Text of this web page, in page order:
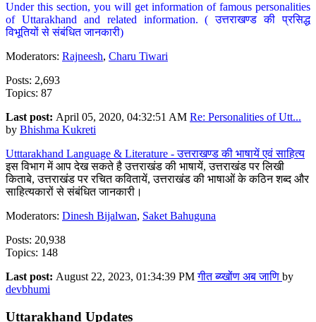
Under this section, you will get information of famous personalities
of Uttarakhand and related information. ( उत्तराखण्ड की प्रसिद्ध
विभूतियों से संबंधित जानकारी)
Moderators: Rajneesh, Charu Tiwari
Posts: 2,693
Topics: 87
Last post: April 05, 2020, 04:32:51 AM Re: Personalities of Utt...
by Bhishma Kukreti
Utttarakhand Language & Literature - उत्तराखण्ड की भाषायें एवं साहित्य
इस विभाग में आप देख सकते है उत्तराखंड की भाषायें, उत्तराखंड पर लिखी
किताबे, उत्तराखंड पर रचित कवितायें, उत्तराखंड की भाषाओं के कठिन शब्द और
साहित्यकारों से संबंधित जानकारी।
Moderators: Dinesh Bijalwan, Saket Bahuguna
Posts: 20,938
Topics: 148
Last post: August 22, 2023, 01:34:39 PMगीत ब्य्खोंण अब जाणि by
devbhumi
Uttarakhand Updates